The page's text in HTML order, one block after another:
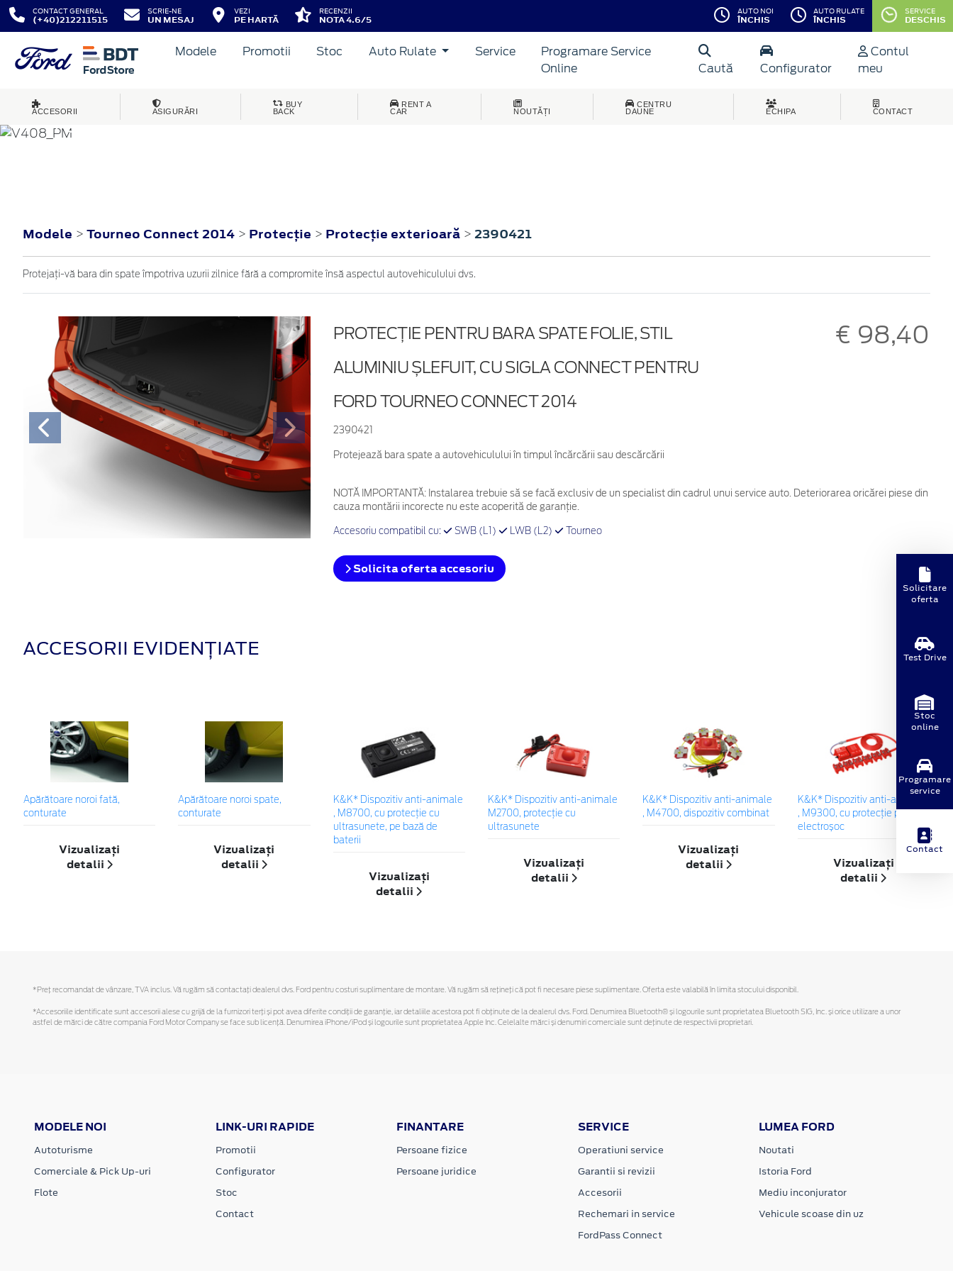
CONTACT GENERAL
(+40)212211515
SCRIE-NE
UN MESAJ
VEZI
PE HARTĂ
RECENZII
NOTA 4.6/5
AUTO NOI
ÎNCHIS
AUTO RULATE
ÎNCHIS
SERVICE
DESCHIS
Modele Promotii Stoc Auto Rulate Service
Programare Service
Online
Caută Configurator
Contul
meu
ACCESORII ASIGURĂRI
BUY
BACK
RENT A
CAR
NOUTĂȚI
CENTRU
DAUNE
ECHIPA CONTACT
TOURNEO CONNECT
Modele > Tourneo Connect 2014 > Protecţie > Protecţie exterioară > 2390421
Protejaţi-vă bara din spate împotriva uzurii zilnice fără a compromite însă aspectul autovehiculului dvs.
PROTECŢIE PENTRU BARA SPATE FOLIE, STIL
ALUMINIU ȘLEFUIT, CU SIGLA CONNECT PENTRU
FORD TOURNEO CONNECT 2014
2390421
€ 98,40
Protejează bara spate a autovehiculului în timpul încărcării sau descărcării
NOTĂ IMPORTANTĂ:Instalarea trebuie să se facă exclusiv de un specialist din cadrul unui service auto. Deteriorarea oricărei piese din
cauza montării incorecte nu este acoperită de garanţie.
Accesoriu compatibil cu: SWB (L1) LWB (L2) Tourneo
Solicita oferta accesoriu
ACCESORII EVIDENȚIATE
Apărătoare noroi fată,
conturate
Vizualizați
detalii
Apărătoare noroi spate,
conturate
Vizualizați
detalii
K&K* Dispozitiv anti-animale
, M8700, cu protecție cu
ultrasunete, pe bază de
baterii
Vizualizați
detalii
K&K* Dispozitiv anti-animale
M2700, protecție cu
ultrasunete
Vizualizați
detalii
K&K* Dispozitiv anti-animale
, M4700, dispozitiv combinat
Vizualizați
detalii
K&K* Dispozitiv anti-animale
, M9300, cu protecție prin
electroșoc
Vizualizați
detalii
*Preţ recomandat de vânzare, TVA inclus. Vă rugăm să contactaţi dealerul dvs. Ford pentru costuri suplimentare de montare. Vă rugăm să reţineţi că pot fi necesare piese suplimentare. Oferta este valabilă în limita stocului disponibil.
*Accesoriile identificate sunt accesorii alese cu grijă de la furnizori terți și pot avea diferite condiții de garanție, iar detaliile acestora pot fi obținute de la dealerul dvs. Ford. Denumirea Bluetooth® și logourile sunt proprietatea Bluetooth SIG, Inc. și orice utilizare a unor
astfel de mărci de către compania Ford Motor Company se face sub licență. Denumirea iPhone/iPod și logourile sunt proprietatea Apple Inc. Celelalte mărci și denumiri comerciale sunt deținute de respectivii proprietari.
MODELE NOI
Autoturisme
Comerciale & Pick Up-uri
Flote
LINK-URI RAPIDE
Promotii
Configurator
Stoc
Contact
FINANTARE
Persoane fizice
Persoane juridice
SERVICE
Operatiuni service
Garantii si revizii
Accesorii
Rechemari in service
FordPass Connect
LUMEA FORD
Noutati
Istoria Ford
Mediu inconjurator
Vehicule scoase din uz
Solicitare
oferta
Test Drive
Stoc
online
Programare
service
Contact